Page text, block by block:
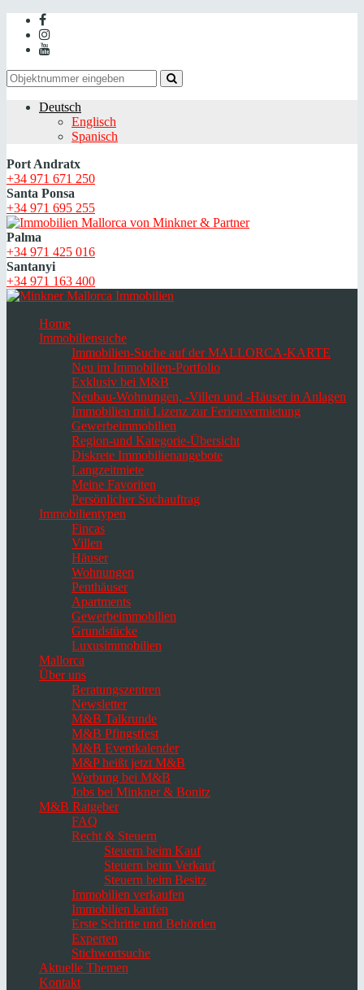
Deutsch
Englisch
Spanisch
Port Andratx
+34 971 671 250
Santa Ponsa
+34 971 695 255
Palma
+34 971 425 016
Santanyi
+34 971 163 400
Home
Immobiliensuche
Immobilien-Suche auf der MALLORCA-KARTE
Neu im Immobilien-Portfolio
Exklusiv bei M&B
Neubau-Wohnungen, -Villen und -Häuser in Anlagen
Immobilien mit Lizenz zur Ferienvermietung
Gewerbeimmobilien
Region-und Kategorie-Übersicht
Diskrete Immobilienangebote
Langzeitmiete
Meine Favoriten
Persönlicher Suchauftrag
Immobilientypen
Fincas
Villen
Häuser
Wohnungen
Penthäuser
Apartments
Gewerbeimmobilien
Grundstücke
Luxusimmobilien
Mallorca
Über uns
Beratungszentren
Newsletter
M&B Talkrunde
M&B Pfingstfest
M&B Eventkalender
M&P heißt jetzt M&B
Werbung bei M&B
Jobs bei Minkner & Bonitz
M&B Ratgeber
FAQ
Recht & Steuern
Steuern beim Kauf
Steuern beim Verkauf
Steuern beim Besitz
Immobilien verkaufen
Immobilien kaufen
Erste Schritte und Behörden
Experten
Stichwortsuche
Aktuelle Themen
Kontakt